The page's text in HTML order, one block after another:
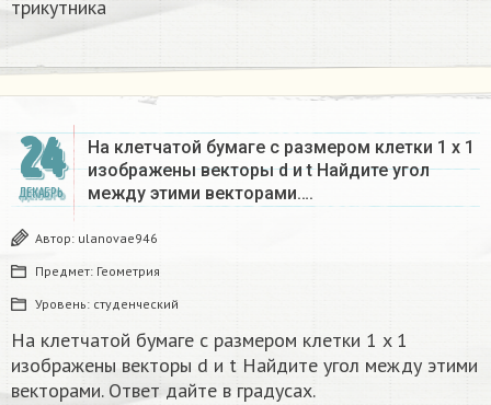
трикутника​
24
ДЕКАБРЬ
На клетчатой бумаге с размером клетки 1 x 1
изображены векторы d и t Найдите угол
между этими векторами….
Автор: ulanovae946
Предмет: Геометрия
Уровень: студенческий
На клетчатой бумаге с размером клетки 1 x 1
изображены векторы d и t Найдите угол между этими
векторами. Ответ дайте в градусах.